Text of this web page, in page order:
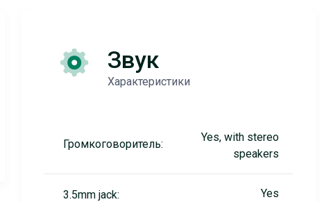
Звук
Характеристики
Громкоговоритель:
Yes, with stereo
speakers
3.5mm jack: Yes